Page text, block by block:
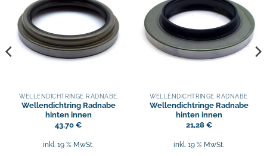
WELLENDICHTRINGE RADNABE
Wellendichtring Radnabe
hinten innen
43,70 €
inkl. 19 % MwSt.
WELLENDICHTRINGE RADNABE
Wellendichtringe Radnabe
hinten innen
21,28 €
inkl. 19 % MwSt.